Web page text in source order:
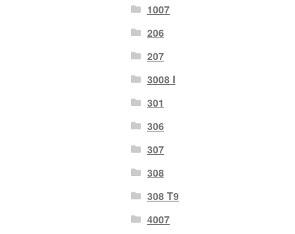
1007
206
207
3008 I
301
306
307
308
308 T9
4007